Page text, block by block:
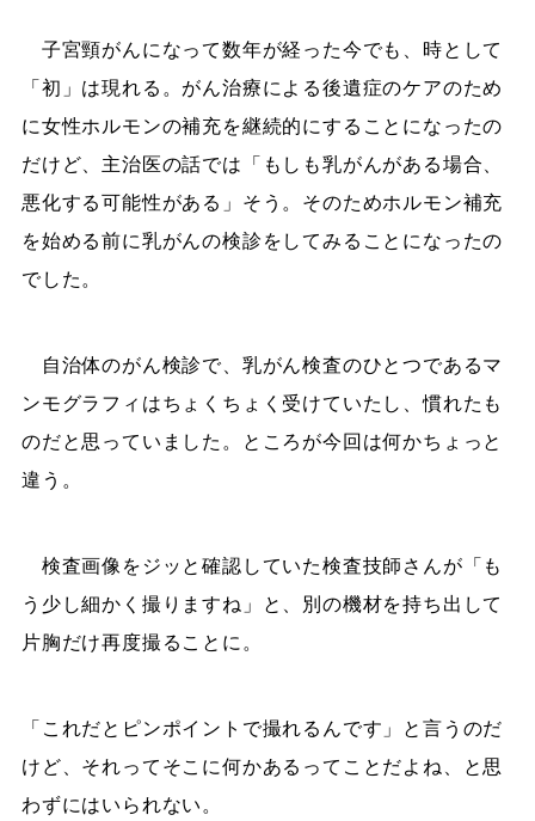
子宮頸がんになって数年が経った今でも、時として
「初」は現れる。がん治療による後遺症のケアのため
に女性ホルモンの補充を継続的にすることになったの
だけど、主治医の話では「もしも乳がんがある場合、
悪化する可能性がある」そう。そのためホルモン補充
を始める前に乳がんの検診をしてみることになったの
でした。
自治体のがん検診で、乳がん検査のひとつであるマ
ンモグラフィはちょくちょく受けていたし、慣れたも
のだと思っていました。ところが今回は何かちょっと
違う。
検査画像をジッと確認していた検査技師さんが「も
う少し細かく撮りますね」と、別の機材を持ち出して
片胸だけ再度撮ることに。
「これだとピンポイントで撮れるんです」と言うのだ
けど、それってそこに何かあるってことだよね、と思
わずにはいられない。